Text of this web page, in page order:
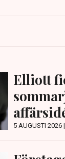
Elliott
5 AUGUSTI 2026 |